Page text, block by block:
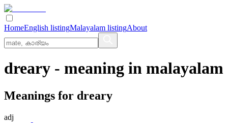
HomeEnglish listingMalayalam listingAbout
dreary - meaning in malayalam
Meanings for dreary
adj